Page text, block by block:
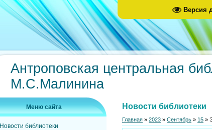
Версия
Антроповская центральная
М.С.Малинина
Меню сайта
Новости библиотеки
Новости библиотеки
Главная » 2023 » Сентябрь » 15 »